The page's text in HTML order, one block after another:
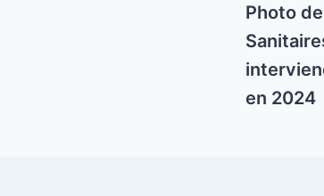
Photo
en 2024